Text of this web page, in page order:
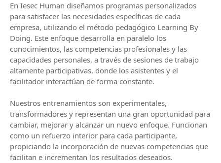
En Iesec Human diseñamos programas personalizados
para satisfacer las necesidades específicas de cada
empresa, utilizando el método pedagógico Learning By
Doing. Este enfoque desarrolla en paralelo los
conocimientos, las competencias profesionales y las
capacidades personales, a través de sesiones de trabajo
altamente participativas, donde los asistentes y el
facilitador interactúan de forma constante.
Nuestros entrenamientos son experimentales,
transformadores y representan una gran oportunidad para
cambiar, mejorar y alcanzar un nuevo enfoque. Funcionan
como un refuerzo interior para cada participante,
propiciando la incorporación de nuevas competencias que
facilitan e incrementan los resultados deseados.